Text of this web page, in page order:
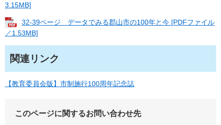
3.15MB]
32-39ページ データでみる郡山市の100年と今 [PDFファイル
／1.53MB]
関連リンク
【教育委員会版】市制施行100周年記念誌
このページに関するお問い合わせ先